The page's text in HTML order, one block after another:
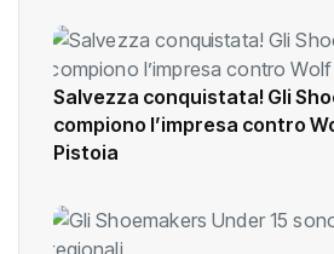
Salvezza conquistata! Gli
compiono l’impresa contro
Pistoia